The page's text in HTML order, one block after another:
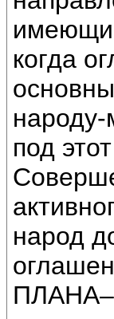
когда
под
народ
ПЛАНА–